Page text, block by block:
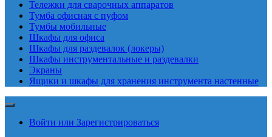
Тележки для сварочных аппаратов
Тумба офисная с пуфом
Тумбы мобильные
Шкафы для офиса
Шкафы для раздевалок (локеры)
Шкафы инструментальные и раздевалки
Экраны
Ящики и шкафы для хранения инструмента настенные
Войти или Зарегистрироваться